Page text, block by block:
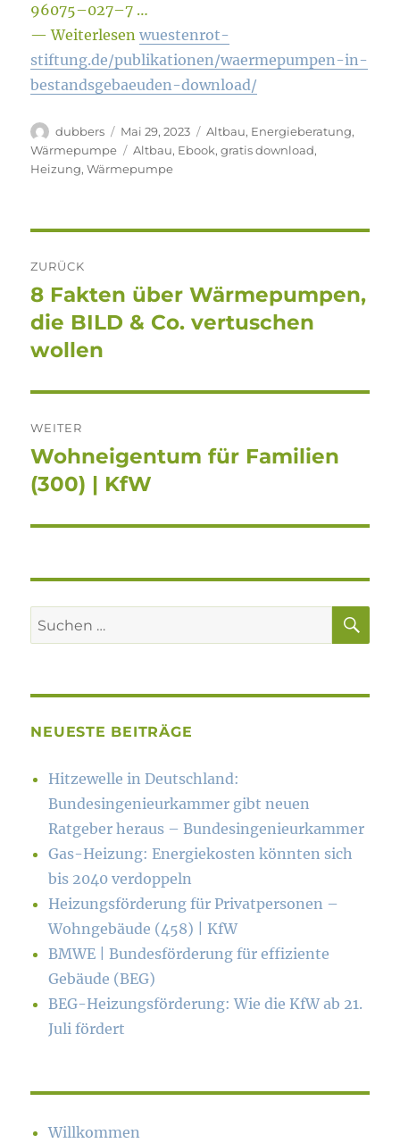
96075–027–7 …
— Weiterlesenwuestenrot-
stiftung.de/publikationen/waermepumpen-in-
bestandsgebaeuden-download/
Autor
dubbers
Veröffentlicht
am
Mai 29, 2023 Kategorien
Altbau, Energieberatung,
Wärmepumpe
Schlagwörter
Altbau, Ebook,gratis download,
Heizung,Wärmepumpe
ZURÜCK
Vorheriger
Beitrag:
8 Fakten über Wärmepumpen,
die BILD & Co. vertuschen
wollen
WEITER
Nächster
Beitrag:
Wohneigentum für Familien
(300) | KfW
Suchen
nach:
NEUESTE BEITRÄGE
Hitzewelle in Deutschland:
Bundesingenieurkammer gibt neuen
Ratgeber heraus – Bundesingenieurkammer
Gas-Heizung: Energiekosten könn­ten sich
bis 2040 verdoppeln
Heizungsförderung für Privatpersonen –
Wohngebäude (458) | KfW
BMWE | Bundesförderung für effiziente
Gebäude (BEG)
BEG-Heizungsförderung: Wie die KfW ab 21.
Juli fördert
Willkommen